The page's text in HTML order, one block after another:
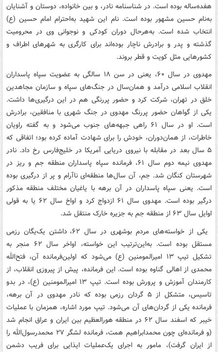
هفده‌ساله بوده است. در شناسنامه نادر، و بین خانواده، دوستان و آشنایان
به‌نام حسین مشهور بوده است. نام این شهید به‌احترام امام حسین (ع)
انتخاب شده است. به‌هرحال دوران کودکی و نوجوانی وی در محرومیت
گذشته و پدر و برادرش ناچار بوده‌اند برای کارگری به شهرهای اطراف و
کشورهایی مثل کویت و قطر بروند.
مهدوی در سال ۶۰، یعنی در سن ۱۸ سالگی به عضویت سپاه پاسداران
انقلاب اسلامی درآمد و همان‌سال در جنگ‌های سپاه و سازمان مجاهدین
خلق در تهران، شرکت کرد و حضور پررنگی هم در این درگیری‌ها داشت.
یکی از گواهان حضور پررنگ مهدوی در جنگ شهری با منافقین، برادرش
است. او در سال ۶۱ راهی جبهه‌های جنوب می‌شود و به گفته راویان
خاطرات، از همان‌دوران، خودش را برای شهادت آماده کرده بود؛ اتفاقی که
۵ سال بعد در مقابله با نیروی دریایی آمریکا در خلیج‌فارس رخ داد. نادر
مهدوی نیمه دوم سال ۶۱، فرمانده سپاه پاسداران منطقه جم و ریز در
شهرستان کنگان شد. جم، آن سال‌ها منطقه‌ای ناآرام و پر از درگیری بوده
است. یعنی سپاه پاسداران در آن برهه با یاغیان مختلف منطقه مذکور
درگیر بوده است. مهدوی سال ۶۱ ازدواج کرد و اواخ سال ۶۲ یا به قولی
اوایل سال ۶۳ از منطقه جم به جزیره خارک منتقل شد.
یکی از خواسته‌های مردم بوشهری در سال ۶۲، داشتن یک‌یگان رزمی
مستقل بوده است. به‌این‌ترتیب این خواسته، اواخر سال ۶۲ منجر به
تشکیل تیپ ۱۳ امیرالمومنین (ع) می‌شود که اولین‌فرمانده آن، فتح‌الله
محمدی از اهالی گناوه بوده است. این فرمانده، پیش از پیروزی انقلاب، از
کارمندان آموزش و پرورش بوده است. تیپ ۱۳ امیرالمومنین (ع)، در بدو
تاسیس، متشکل از ۵ گردان رزمی بوده که نادر مهدوی در آن برهه،
فرمانده یکی از گردان‌های آن می‌شود. تیپ مورد اشاره، همزمان با عملیات
خیبر که اسفند سال ۶۲ در منطقه هورالعظیم بین ایران و عراق انجام شد
(و فرمانده‌ای چون محمدابراهیم همت، فرمانده لشگر ۲۷ محمدرسول‌الله را
از ایران گرفت)، مامور به اجرای یک‌عملیات ایذایی برای فریب دشمن